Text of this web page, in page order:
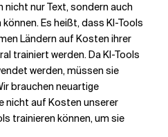
nur Text, sondern auch
Es heißt, dass KI-Tools
Ländern auf Kosten ihrer
trainiert werden. Da KI-Tools
werden, müssen sie
brauchen neuartige
nicht auf Kosten unserer
trainieren können, um sie